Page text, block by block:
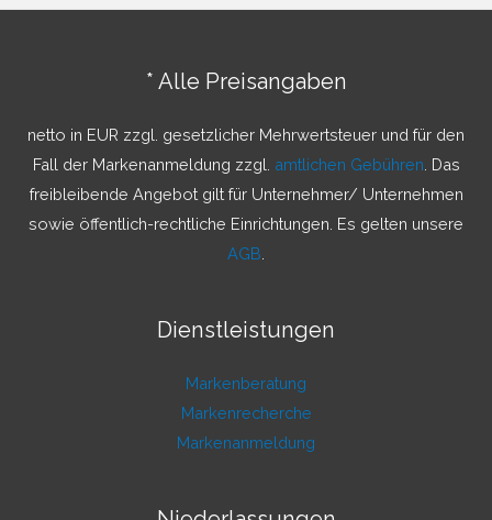
a
h
* Alle Preisangaben
netto in EUR zzgl. gesetzlicher Mehrwertsteuer und für den
Fall der Markenanmeldung zzgl. amtlichen Gebühren . Das
freibleibende Angebot gilt für Unternehmer/ Unternehmen
sowie öffentlich-rechtliche Einrichtungen. Es gelten unsere
AGB
Dienstleistungen
Markenberatung
Markenrecherche
Markenanmeldung